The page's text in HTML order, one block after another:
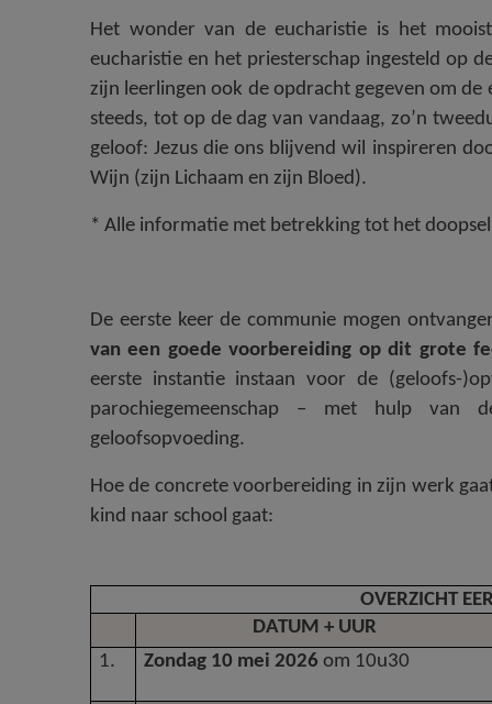
Het wonder van de eucharistie is het
eucharistie en het priesterschap ingesteld op
zijn leerlingen ook de opdracht gegeven om
steeds, tot op de dag van vandaag, zo’n
geloof: Jezus die ons blijvend wil inspireren
Wijn (zijn Lichaam en zijn Bloed).
* Alle informatie met betrekking tot het
De eerste keer de communie mogen
van een goede voorbereiding op dit grote
eerste instantie instaan voor de (geloofs-
parochiegemeenschap – met hulp van
geloofsopvoeding.
Hoe de concrete voorbereiding in zijn werk
kind naar school gaat:
OVERZICHT
DATUM + UUR
1.
Zondag 10 mei 2026 om 10u30